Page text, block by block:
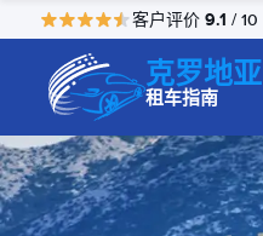
客户评价 9.1 / 10
克罗地亚
租车指南